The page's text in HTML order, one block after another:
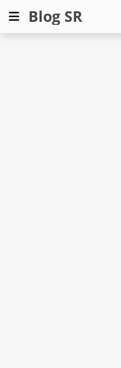
Blog SR